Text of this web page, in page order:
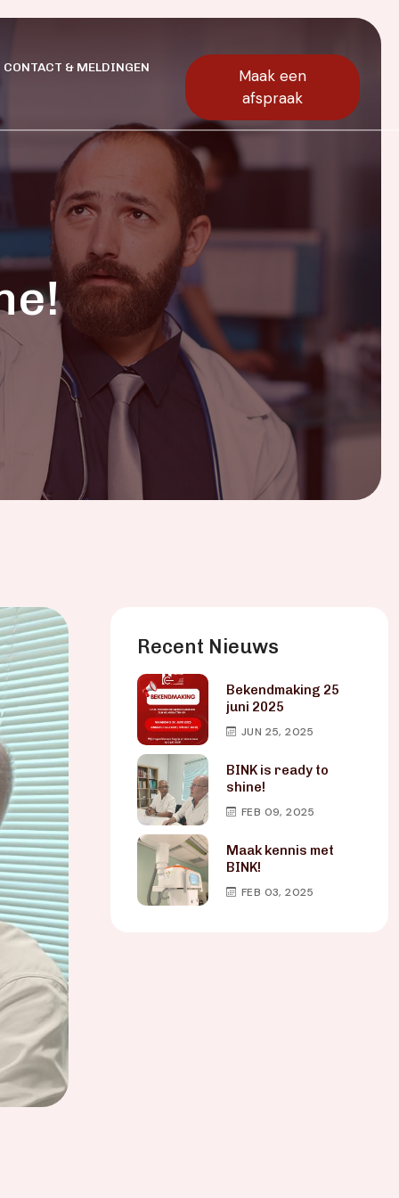
CONTACT & MELDINGEN
Maak een
afspraak
Recent Nieuws
Bekendmaking 25
juni 2025
JUN 25, 2025
BINK is ready to
shine!
FEB 09, 2025
Maak kennis met
BINK!
FEB 03, 2025